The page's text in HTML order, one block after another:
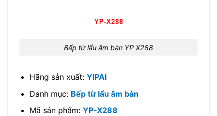
Bếp từ lẩu âm bàn YP X288
Hãng sản xuất: YIPAI
Danh mục: Bếp từ lẩu âm bàn
Mã sản phẩm: YP-X288